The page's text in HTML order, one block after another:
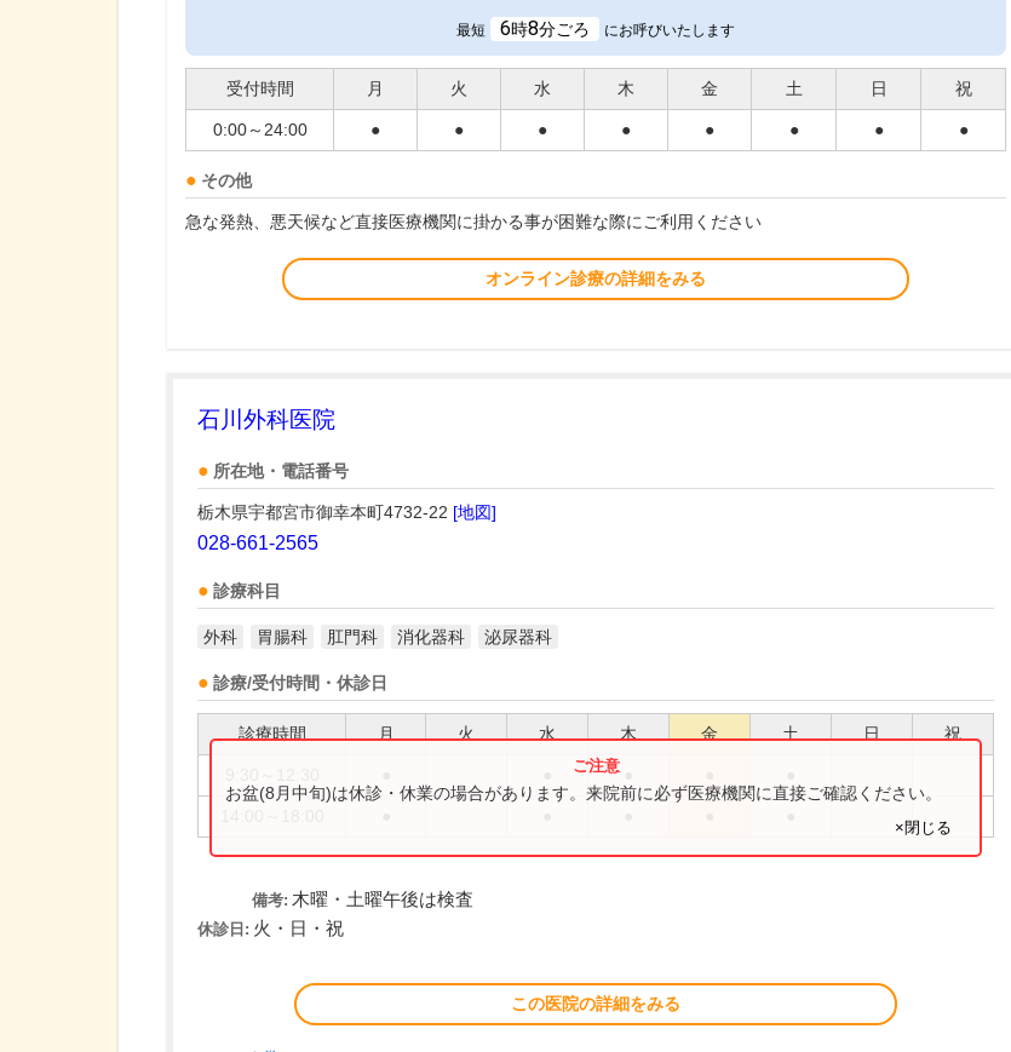
最短 6時8分ごろ にお呼びいたします
受付時間 月 火 水 木 金 土 日 祝
0:00～24:00 ● ● ● ● ● ● ● ●
その他
急な発熱、悪天候など直接医療機関に掛かる事が困難な際にご利用ください
オンライン診療の詳細をみる
石川外科医院
所在地・電話番号
栃木県宇都宮市御幸本町4732-22 [地図]
028-661-2565
診療科目
外科 胃腸科 肛門科 消化器科 泌尿器科
診療/受付時間・休診日
診療時間 月 火 水 木 金 土 日 祝
お盆(8月中旬)は休診・休業の場合があります。来院前に必ず医療機関に直接ご確認ください。
×閉じる
備考: 木曜・土曜午後は検査
休診日: 火・日・祝
この医院の詳細をみる